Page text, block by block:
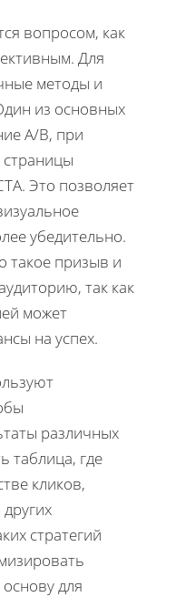
вопросом, как
Для
методы и
из основных
A/B, при
Это позволяет
убедительно.
такое призыв и
так как
может
на успех.
различных
таблица, где
кликов,
стратегий
для